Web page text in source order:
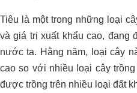
Tiêu là một trong những loại
và giá trị xuất khẩu cao, đang
nước ta. Hằng năm, loại cây
cao so với nhiều loại cây
được trồng trên nhiều loại đất